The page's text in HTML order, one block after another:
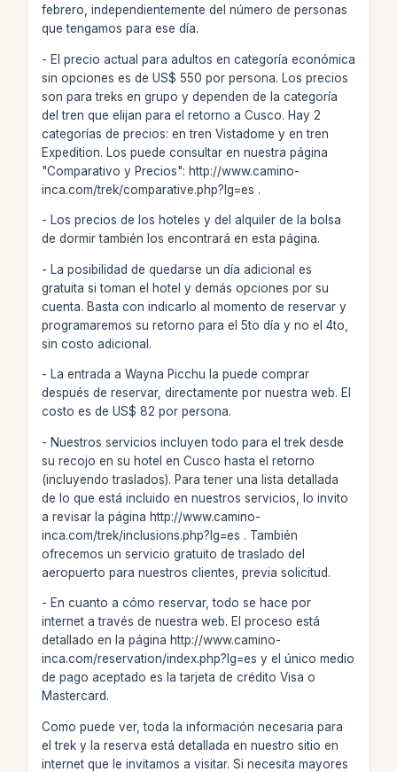
febrero, independientemente del número de personas
que tengamos para ese día.
- El precio actual para adultos en categoría económica
sin opciones es de US$ 550 por persona. Los precios
son para treks en grupo y dependen de la categoría
del tren que elijan para el retorno a Cusco. Hay 2
categorías de precios: en tren Vistadome y en tren
Expedition. Los puede consultar en nuestra página
"Comparativo y Precios": http://www.camino-
inca.com/trek/comparative.php?lg=es .
- Los precios de los hoteles y del alquiler de la bolsa
de dormir también los encontrará en esta página.
- La posibilidad de quedarse un día adicional es
gratuita si toman el hotel y demás opciones por su
cuenta. Basta con indicarlo al momento de reservar y
programaremos su retorno para el 5to día y no el 4to,
sin costo adicional.
- La entrada a Wayna Picchu la puede comprar
después de reservar, directamente por nuestra web. El
costo es de US$ 82 por persona.
- Nuestros servicios incluyen todo para el trek desde
su recojo en su hotel en Cusco hasta el retorno
(incluyendo traslados). Para tener una lista detallada
de lo que está incluido en nuestros servicios, lo invito
a revisar la página http://www.camino-
inca.com/trek/inclusions.php?lg=es . También
ofrecemos un servicio gratuito de traslado del
aeropuerto para nuestros clientes, previa solicitud.
- En cuanto a cómo reservar, todo se hace por
internet a través de nuestra web. El proceso está
detallado en la página http://www.camino-
inca.com/reservation/index.php?lg=es y el único medio
de pago aceptado es la tarjeta de crédito Visa o
Mastercard.
Como puede ver, toda la información necesaria para
el trek y la reserva está detallada en nuestro sitio en
internet que le invitamos a visitar. Si necesita mayores